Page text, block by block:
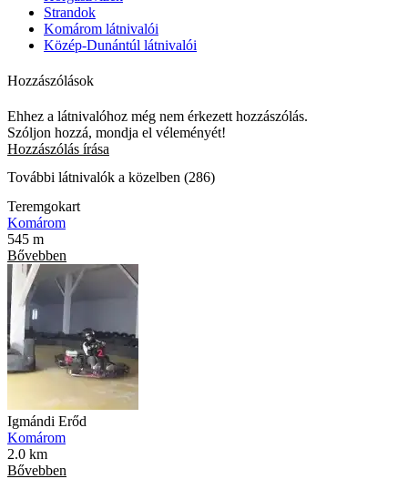
Strandok
Komárom látnivalói
Közép-Dunántúl látnivalói
Hozzászólások
Ehhez a látnivalóhoz még nem érkezett hozzászólás.
Szóljon hozzá, mondja el véleményét!
Hozzászólás írása
További látnivalók a közelben (286)
Teremgokart
Komárom
545 m
Bővebben
Igmándi Erőd
Komárom
2.0 km
Bővebben